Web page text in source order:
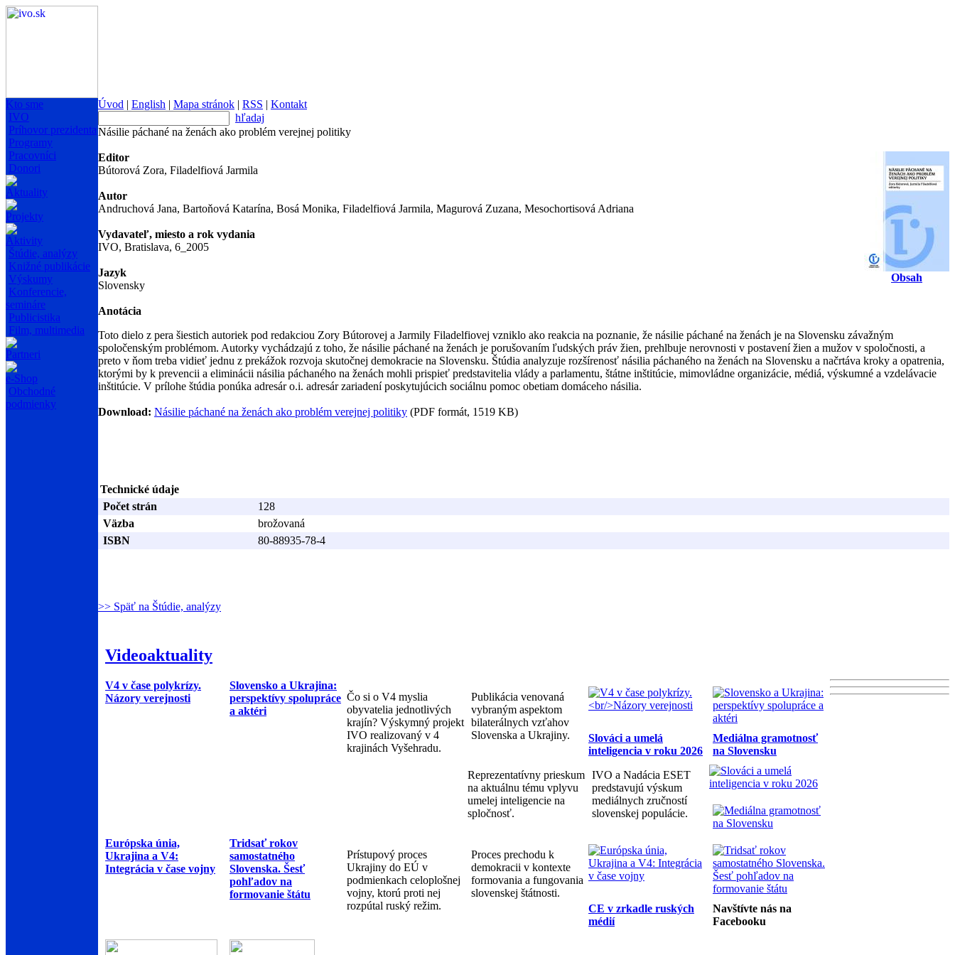
Kto sme
IVO
Príhovor prezidenta
Programy
Pracovníci
Donori
Aktuality
Projekty
Aktivity
Štúdie, analýzy
Knižné publikácie
Výskumy
Konferencie,
semináre
Publicistika
Film, multimedia
Partneri
e-Shop
Obchodné
podmienky
Úvod | English | Mapa stránok | RSS | Kontakt
hľadaj
Násilie páchané na ženách ako problém verejnej politiky
Obsah
Editor
Bútorová Zora, Filadelfiová Jarmila
Autor
Andruchová Jana, Bartoňová Katarína, Bosá Monika, Filadelfiová Jarmila, Magurová Zuzana, Mesochortisová Adriana
Vydavateľ, miesto a rok vydania
IVO, Bratislava, 6_2005
Jazyk
Slovensky
Anotácia
Toto dielo z pera šiestich autoriek pod redakciou Zory Bútorovej a Jarmily Filadelfiovej vzniklo ako reakcia na poznanie, že násilie páchané na ženách je na Slovensku závažným
spoločenským problémom. Autorky vychádzajú z toho, že násilie páchané na ženách je porušovaním ľudských práv žien, prehlbuje nerovnosti v postavení žien a mužov v spoločnosti, a
preto v ňom treba vidieť jednu z prekážok rozvoja skutočnej demokracie na Slovensku. Štúdia analyzuje rozšírenosť násilia páchaného na ženách na Slovensku a načrtáva kroky a opatrenia,
ktorými by k prevencii a eliminácii násilia páchaného na ženách mohli prispieť predstavitelia vlády a parlamentu, štátne inštitúcie, mimovládne organizácie, médiá, výskumné a vzdelávacie
inštitúcie. V prílohe štúdia ponúka adresár o.i. adresár zariadení poskytujúcich sociálnu pomoc obetiam domáceho násilia.
Download: Násilie páchané na ženách ako problém verejnej politiky (PDF formát, 1519 KB)
Technické údaje
Počet strán
128
Väzba
brožovaná
ISBN
80-88935-78-4
>> Späť na Štúdie, analýzy
Videoaktuality
V4 v čase polykrízy.
Názory verejnosti
Slovensko a Ukrajina:
perspektívy spolupráce
a aktéri
Čo si o V4 myslia
obyvatelia jednotlivých
krajín? Výskymný projekt
IVO realizovaný v 4
krajinách Vyšehradu.
Publikácia venovaná
vybraným aspektom
bilaterálnych vzťahov
Slovenska a Ukrajiny.
Slováci a umelá
inteligencia v roku 2026
Mediálna gramotnosť
na Slovensku
Reprezentatívny prieskum
na aktuálnu tému vplyvu
umelej inteligencie na
spločnosť.
IVO a Nadácia ESET
predstavujú výskum
mediálnych zručností
slovenskej populácie.
Európska únia,
Ukrajina a V4:
Integrácia v čase vojny
Tridsať rokov
samostatného
Slovenska. Šesť
pohľadov na
formovanie štátu
Prístupový proces
Ukrajiny do EÚ v
podmienkach celoplošnej
vojny, ktorú proti nej
rozpútal ruský režim.
Proces prechodu k
demokracii v kontexte
formovania a fungovania
slovenskej štátnosti.
CE v zrkadle ruských
médií
Navštívte nás na
Facebooku